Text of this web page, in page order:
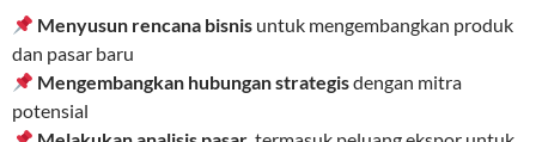
Menyusun rencana bisnis untuk mengembangkan produk
dan pasar baru
Mengembangkan hubungan strategisdengan mitra
potensial